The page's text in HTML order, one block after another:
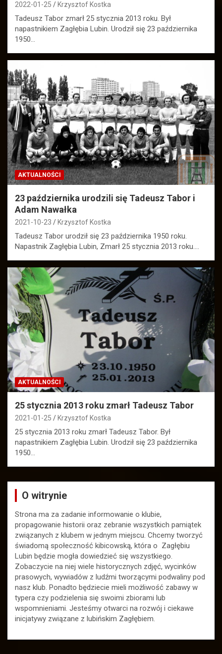
2022-01-25 Krzysztof Kostka
Tadeusz Tabor zmarł 25 stycznia 2013 roku. Był
napastnikiem Zagłębia Lubin. Urodził się 23 października
1950…
AKTUALNOŚCI
23 października urodzili się Tadeusz Tabor i
Adam Nawałka
2021-10-23 Krzysztof Kostka
Tadeusz Tabor urodził się 23 października 1950 roku.
Napastnik Zagłębia Lubin, Zmarł 25 stycznia 2013 roku.…
AKTUALNOŚCI
25 stycznia 2013 roku zmarł Tadeusz Tabor
2021-01-25 Krzysztof Kostka
25 stycznia 2013 roku zmarł Tadeusz Tabor. Był
napastnikiem Zagłębia Lubin. Urodził się 23 października
1950…
O witrynie
Strona ma za zadanie informowanie o klubie,
propagowanie historii oraz zebranie wszystkich pamiątek
związanych z klubem w jednym miejscu. Chcemy tworzyć
świadomą społeczność kibicowską, która o Zagłębiu
Lubin będzie mogła dowiedzieć się wszystkiego.
Zobaczycie na niej wiele historycznych zdjęć, wycinków
prasowych, wywiadów z ludźmi tworzącymi podwaliny pod
nasz klub. Ponadto będziecie mieli możliwość zabawy w
typera czy podzielenia się swoimi zbiorami lub
wspomnieniami. Jesteśmy otwarci na rozwój i ciekawe
inicjatywy związane z lubińskim Zagłębiem.